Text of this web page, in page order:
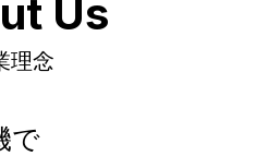
Us
理念
で